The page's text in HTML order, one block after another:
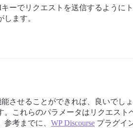
ーでリクエストを送信するように
ます。
させることができれば、良いでし
これらのパラメータはリクエス
考までに、 WP Discourse プラグイ